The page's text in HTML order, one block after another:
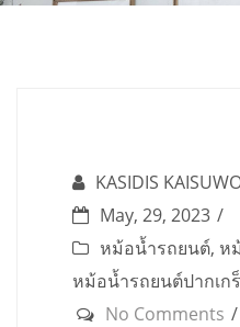
KASIDIS
May, 29, 2023
หม้อน้ำรถยนต์, ห
หม้อน้ำรถยนต์ปากเก
No Comments